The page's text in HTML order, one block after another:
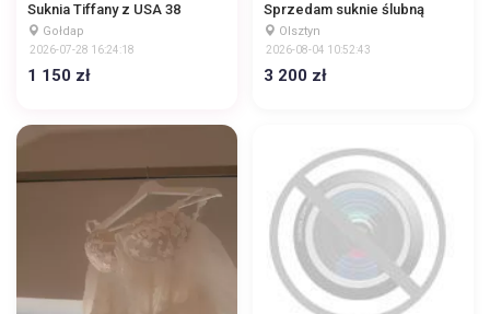
Suknia Tiffany z USA 38
Gołdap
2026-07-28 16:24:18
1 150 zł
Sprzedam suknie ślubną
Olsztyn
2026-08-04 10:52:43
3 200 zł